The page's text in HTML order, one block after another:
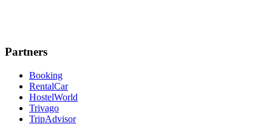
Partners
Booking
RentalCar
HostelWorld
Trivago
TripAdvisor